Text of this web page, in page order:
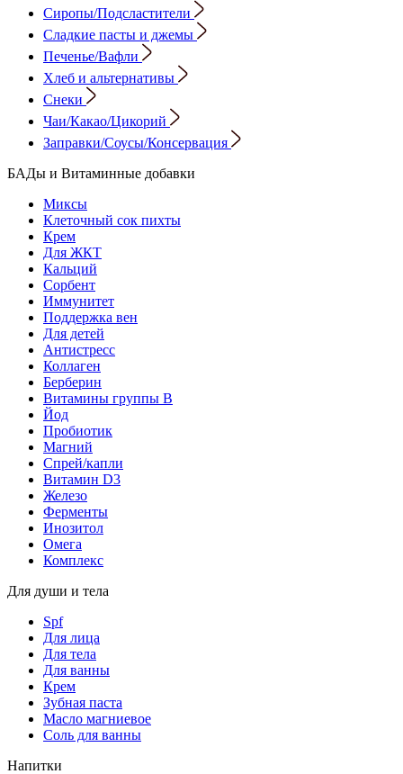
Сиропы/Подсластители
Сладкие пасты и джемы
Печенье/Вафли
Хлеб и альтернативы
Снеки
Чаи/Какао/Цикорий
Заправки/Соусы/Консервация
БАДы и Витаминные добавки
Миксы
Клеточный сок пихты
Крем
Для ЖКТ
Кальций
Сорбент
Иммунитет
Поддержка вен
Для детей
Антистресс
Коллаген
Берберин
Витамины группы B
Йод
Пробиотик
Магний
Спрей/капли
Витамин D3
Железо
Ферменты
Инозитол
Омега
Комплекс
Для души и тела
Spf
Для лица
Для тела
Для ванны
Крем
Зубная паста
Масло магниевое
Соль для ванны
Напитки